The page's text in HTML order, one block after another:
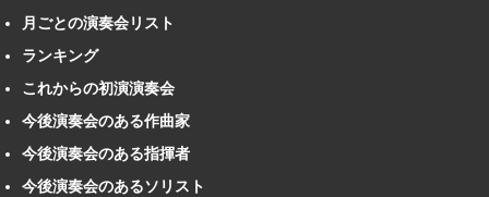
月ごとの演奏会リスト
ランキング
これからの初演演奏会
今後演奏会のある作曲家
今後演奏会のある指揮者
今後演奏会のあるソリスト